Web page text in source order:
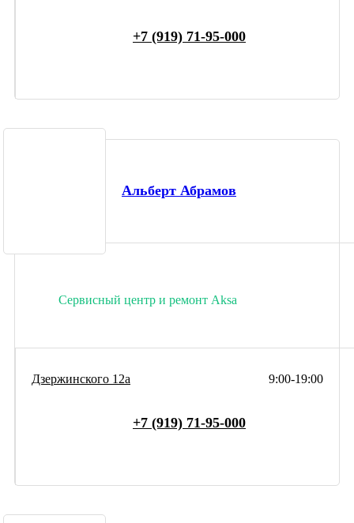
+7 (919) 71-95-000
Альберт Абрамов
Сервисный центр и ремонт Aksa
9:00-19:00
Дзержинского 12а
+7 (919) 71-95-000